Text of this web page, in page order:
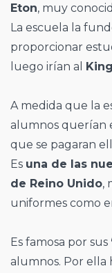
Eton, muy
La escuela la
proporcionar
luego irían al
A medida que la
alumnos querían
que se pagaran
Es una de las
de Reino Unido,
uniformes como
Es famosa por sus
alumnos. Por ella